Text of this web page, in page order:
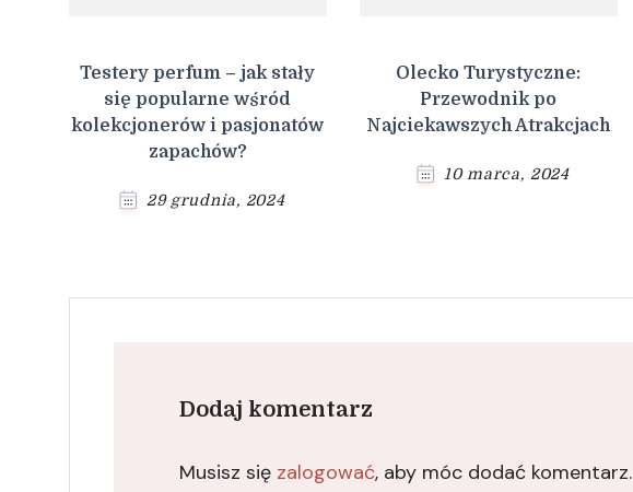
Testery perfum – jak stały
się popularne wśród
kolekcjonerów i pasjonatów
zapachów?
29 grudnia, 2024
Olecko Turystyczne:
Przewodnik po
Najciekawszych Atrakcjach
10 marca, 2024
Dodaj komentarz
Musisz się zalogować, aby móc dodać komentarz.